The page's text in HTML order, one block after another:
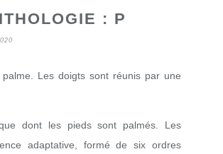
: P
Les doigts sont réunis par une
dont les pieds sont palmés. Les
adaptative, formé de six ordres